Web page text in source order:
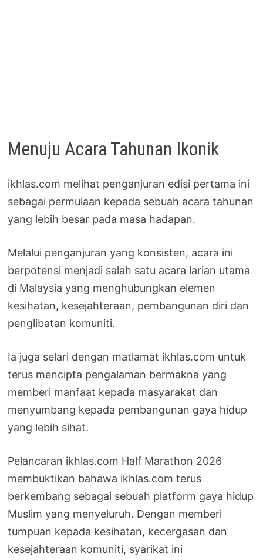
Menuju Acara Tahunan Ikonik
ikhlas.com melihat penganjuran edisi pertama ini
sebagai permulaan kepada sebuah acara tahunan
yang lebih besar pada masa hadapan.
Melalui penganjuran yang konsisten, acara ini
berpotensi menjadi salah satu acara larian utama
di Malaysia yang menghubungkan elemen
kesihatan, kesejahteraan, pembangunan diri dan
penglibatan komuniti.
Ia juga selari dengan matlamat ikhlas.com untuk
terus mencipta pengalaman bermakna yang
memberi manfaat kepada masyarakat dan
menyumbang kepada pembangunan gaya hidup
yang lebih sihat.
Pelancaran ikhlas.com Half Marathon 2026
membuktikan bahawa ikhlas.com terus
berkembang sebagai sebuah platform gaya hidup
Muslim yang menyeluruh. Dengan memberi
tumpuan kepada kesihatan, kecergasan dan
kesejahteraan komuniti, syarikat ini